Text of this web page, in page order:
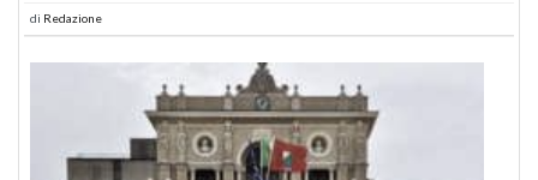
di Redazione